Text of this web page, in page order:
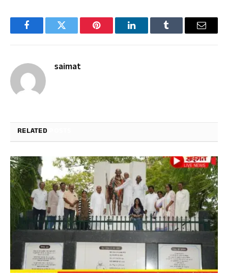
FacebookTwitter Pinterest LinkedInTumblr Email
saimat
RELATED